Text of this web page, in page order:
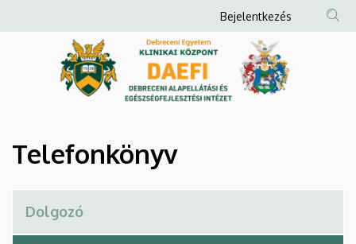
Debreceni
és
Egészségfejlesztési
Intézet
a
Anonim
Felhasználói
fiók
menüje
Bejelentkezés
Telefonkönyv